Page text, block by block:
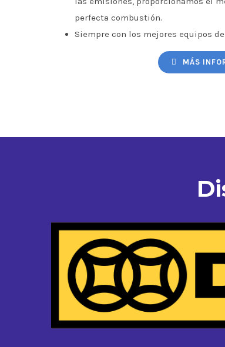
perfecta combustión.
Siempre con los mejores equipos
MÁS